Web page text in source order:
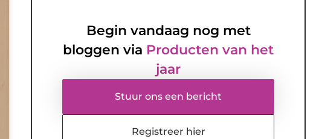
Begin vandaag nog met
bloggen via Producten van het
jaar
Stuur ons een bericht
Registreer hier